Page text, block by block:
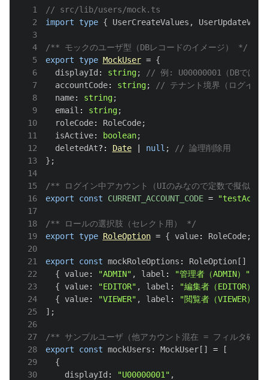
1
// src/lib/users/mock.ts
2
import type { UserCreateValues ,
3
4
/** モックのユーザ型（DBレコードのイメージ） */
5
export type MockUser = {
6
  displayId
: string;
// 例: U00000001（DBでは自
7
  accountCode
: string;
// テナント境界（ログイン
8
  name
: string;
9
  email
: string;
10
  roleCode
: RoleCode;
11
  isActive
: boolean;
12
  deletedAt
? : Date null ;
// 論理削除用
13
} ;
14
15
/** ログイン中アカウント（UIのみなので定数で擬似）
16
export const CURRENT_ACCOUNT_CODE =
17
18
/** ロールの選択肢（セレクト用） */
19
export type RoleOption = { value: RoleCode;
20
21
export const mockRoleOptions : RoleOption[ ]
22
{ value: "ADMIN" , label : "管理者（ADMIN）"
23
{ value: "EDITOR" , label : "編集者（EDITOR）"
24
{ value: "VIEWER" , label : "閲覧者（VIEWER）"
25
] ;
26
27
/** サンプルユーザ（他アカウント混在 = フィルタ確
28
export const mockUsers : MockUser[ ] =
[
29
{
30
    displayId
: "U00000001" ,